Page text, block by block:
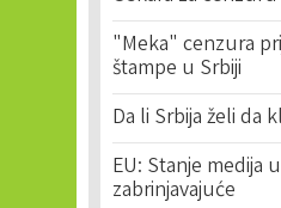
"Meka" cenzura
štampe u Srbiji
Da li Srbija želi da
EU: Stanje medija
zabrinjavajuće